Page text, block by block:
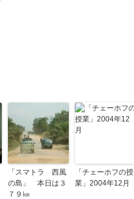
「スマトラ 西風
の島」 本日は３
７９㎞
「チェーホフの授
業」2004年12月